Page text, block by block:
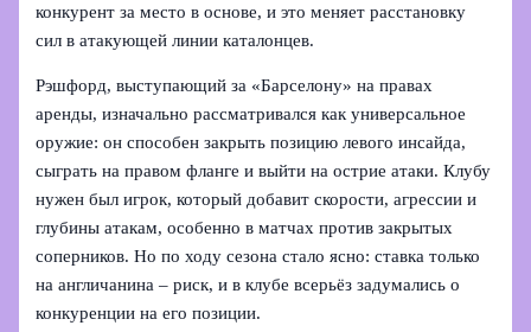
конкурент за место в основе, и это меняет расстановку
сил в атакующей линии каталонцев.
Рэшфорд, выступающий за «Барселону» на правах
аренды, изначально рассматривался как универсальное
оружие: он способен закрыть позицию левого инсайда,
сыграть на правом фланге и выйти на острие атаки. Клубу
нужен был игрок, который добавит скорости, агрессии и
глубины атакам, особенно в матчах против закрытых
соперников. Но по ходу сезона стало ясно: ставка только
на англичанина – риск, и в клубе всерьёз задумались о
конкуренции на его позиции.